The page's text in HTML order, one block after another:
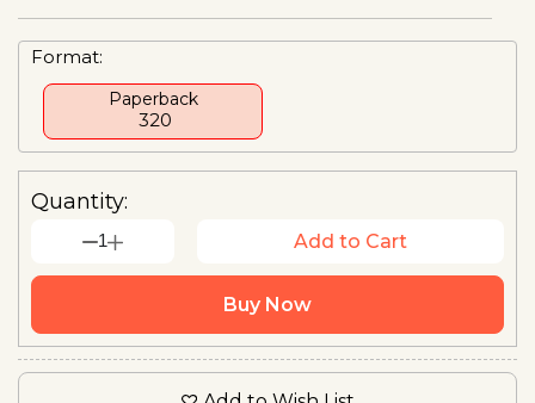
Format:
Paperback
₹ 320
Quantity:
1 Add to Cart
Buy Now